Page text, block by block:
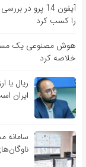
را کسب کرد
خلاصه کرد
ریال یا
ایران
سامانه